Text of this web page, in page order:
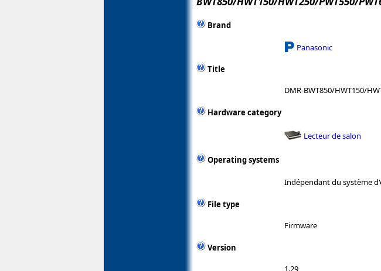
Brand
Panasonic
Title
DMR-BWT850/HWT150/
Hardware category
Lecteur de salon
Operating systems
Indépendant du système
File type
Firmware
Version
1.29